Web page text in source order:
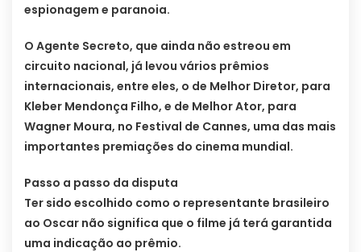
espionagem e paranoia.
O Agente Secreto, que ainda não estreou em
circuito nacional, já levou vários prêmios
internacionais, entre eles, o de Melhor Diretor, para
Kleber Mendonça Filho, e de Melhor Ator, para
Wagner Moura, no Festival de Cannes, uma das mais
importantes premiações do cinema mundial.
Passo a passo da disputa
Ter sido escolhido como o representante brasileiro
ao Oscar não significa que o filme já terá garantida
uma indicação ao prêmio.